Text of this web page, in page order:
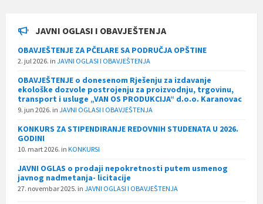
JAVNI OGLASI I OBAVJEŠTENJA
OBAVJEŠTENJE ZA PČELARE SA PODRUČJA OPŠTINE
2. jul 2026. in JAVNI OGLASI I OBAVJEŠTENJA
OBAVJEŠTENJE o donesenom Rješenju za izdavanje
ekološke dozvole postrojenju za proizvodnju, trgovinu,
transport i usluge „VAN OS PRODUKCIJA“ d.o.o. Karanovac
9. jun 2026. in JAVNI OGLASI I OBAVJEŠTENJA
KONKURS ZA STIPENDIRANJE REDOVNIH STUDENATA U 2026.
GODINI
10. mart 2026. in KONKURSI
JAVNI OGLAS o prodaji nepokretnosti putem usmenog
javnog nadmetanja- licitacije
27. novembar 2025. in JAVNI OGLASI I OBAVJEŠTENJA